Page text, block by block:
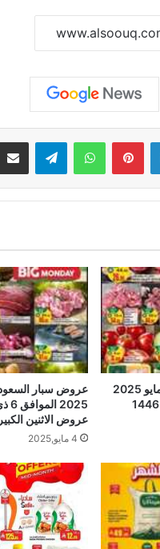
لينكدإن بينتيريستواتساب تيلقرام
عروض سبار اليوم 12 مايو 2025
الموافق 14 ذي القعدة 1446
عروض الاثنين الكبير
4 مايو,2025